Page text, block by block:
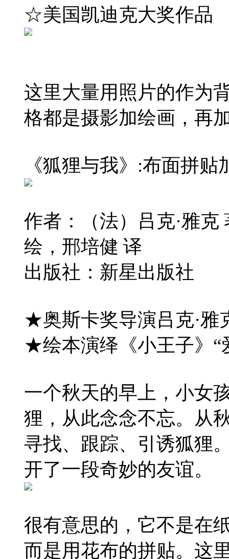
☆美国凯迪克大奖作品
这里大量用照片的作为
格都是摄影加绘画，再
《狐狸与我》:布面拼贴
作者：（法）吕克·雅克
绘，邢培健 译
出版社：新星出版社
★奥斯卡奖导演吕克·雅
★绘本演绎《小王子》“
一个秋天的早上，小女
狸，从此念念不忘。从
寻找、跟踪、引诱狐狸
开了一段奇妙的友谊。
很有意思的，它不是在
而是用花布的拼贴。这